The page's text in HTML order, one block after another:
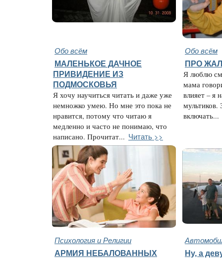
Обо всём Обо всём
МАЛЕНЬКОЕ ДАЧНОЕ
ПРИВИДЕНИЕ ИЗ
ПОДМОСКОВЬЯ
Я хочу научиться читать и даже уже
немножко умею. Но мне это пока не
нравится, потому что читаю я
медленно и часто не понимаю, что
написано. Прочитат... Читать >>
ПРО
Я люблю
мама
влияет – я
мультиков.
включать...
Психология и Религии
АРМИЯ НЕБАЛОВАННЫХ
Ну, а